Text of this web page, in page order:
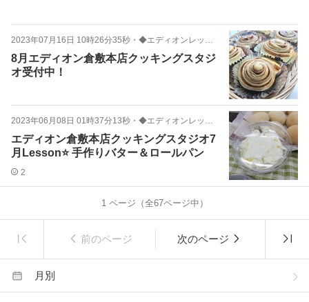
2023年07月16日 10時26分35秒 ・ ◆エディオンレッスンお知らせ
8月エディオン倉敷本店クッキングスタジ
オ受付中！
2023年06月08日 01時37分13秒 ・ ◆エディオンレッスンお知らせ
エディオン倉敷本店クッキングスタジオ7
月Lesson⭐️ 手作りバター＆ロールパン
2
1ページ（全67ページ中）
前のページ 次のページ
月別